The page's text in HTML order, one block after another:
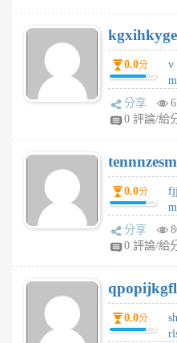
6
月
前
0.0分
v
m
sg
sr
6
月
前
分享
0 評論/給
0.0分
fjj
m
w
rs
6
月
分享
0 評論/給
qpopijkgfl
0.0分
sh